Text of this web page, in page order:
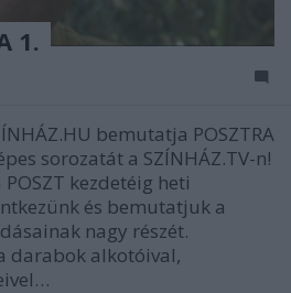
1.
bemutatja POSZTRA
sorozatát a SZÍNHÁZ.TV-n!
kezdetéig heti
és bemutatjuk a
nagy részét.
darabok alkotóival,